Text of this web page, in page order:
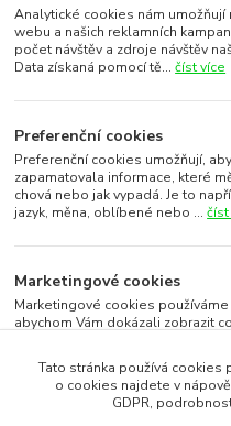
Analytické cookies nám umožňují
webu a našich reklamních
počet návštěv a zdroje návštěv
Data získaná pomocí tě...číst více
Preferenční cookies
Preferenční cookies umožňují,
zapamatovala informace, které
chová nebo jak vypadá. Je to
jazyk, měna, oblíbené nebo ...číst
Marketingové cookies
Marketingové cookies
abychom Vám dokázali zobrazit
subjektů. To je možn...
Tato stránka používá cookies
o cookies najdete v
GDPR,